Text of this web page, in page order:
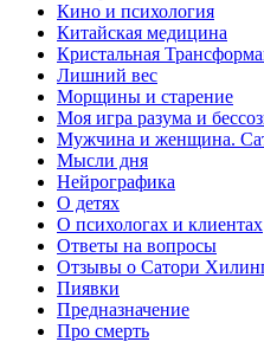
Кино и психология
Китайская медицина
Кристальная
Лишний вес
Морщины и старение
Моя игра разума и
Мужчина и женщина.
Мысли дня
Нейрографика
О детях
О психологах и клиентах
Ответы на вопросы
Отзывы о Сатори
Пиявки
Предназначение
Про смерть